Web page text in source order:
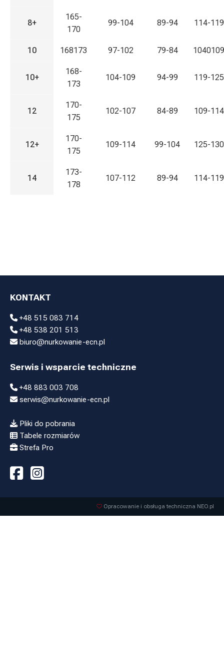
8+
165-
170
99-104 89-94 114-119
10 168173 97-102 79-84 1040109
10+
168-
173
104-109 94-99 119-125
12
170-
175
102-107 84-89 109-114
12+
170-
175
109-114 99-104 125-130
14
173-
178
107-112 89-94 114-119
KONTAKT
+48 515 083 714
+48 538 201 513
biuro@nurkowanie-ecn.pl
Serwis i wsparcie techniczne
+48 883 003 708
serwis@nurkowanie-ecn.pl
Pliki do pobrania
Tabele rozmiarów
Strefa Pro
Opracowanie i obsługa techniczna NEO.pl